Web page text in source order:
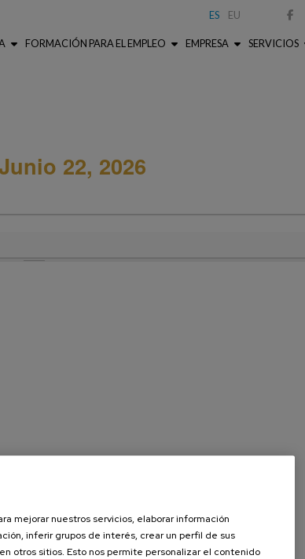
ES EU 
FORMACIÓN PARA EL EMPLEO EMPRESA SERVICIOS
22, 2026
mejorar nuestros servicios, elaborar información
inferir grupos de interés, crear un perfil de sus
otros sitios. Esto nos permite personalizar el contenido